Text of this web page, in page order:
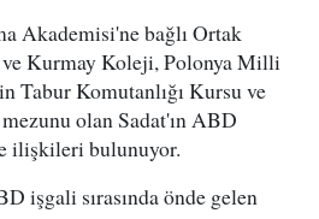
Akademisi'ne bağlı Ortak
Kurmay Koleji, Polonya Milli
Tabur Komutanlığı Kursu ve
olan Sadat'ın ABD
ilişkileri bulunuyor.
işgali sırasında önde gelen